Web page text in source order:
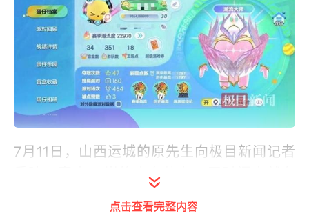
7月11日，山西运城的原先生向极目新闻记者
反映，家中10岁的小女儿在一天时间内就在
元；7月31日，澎湃新闻报道，消费者杨先生
点击查看完整内容